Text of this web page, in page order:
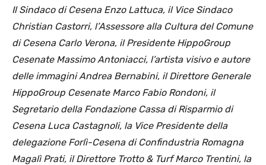
Il Sindaco di Cesena Enzo Lattuca, il Vice Sindaco
Christian Castorri, l’Assessore alla Cultura del Comune
di Cesena Carlo Verona, il Presidente HippoGroup
Cesenate Massimo Antoniacci, l’artista visivo e autore
delle immagini Andrea Bernabini, il Direttore Generale
HippoGroup Cesenate Marco Fabio Rondoni, il
Segretario della Fondazione Cassa di Risparmio di
Cesena Luca Castagnoli, la Vice Presidente della
delegazione Forlì-Cesena di Confindustria Romagna
Magalì Prati, il Direttore Trotto & Turf Marco Trentini, la